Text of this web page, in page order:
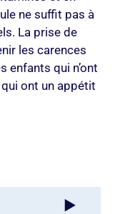
ne suffit pas à
La prise de
les carences
enfants qui n’ont
ont un appétit